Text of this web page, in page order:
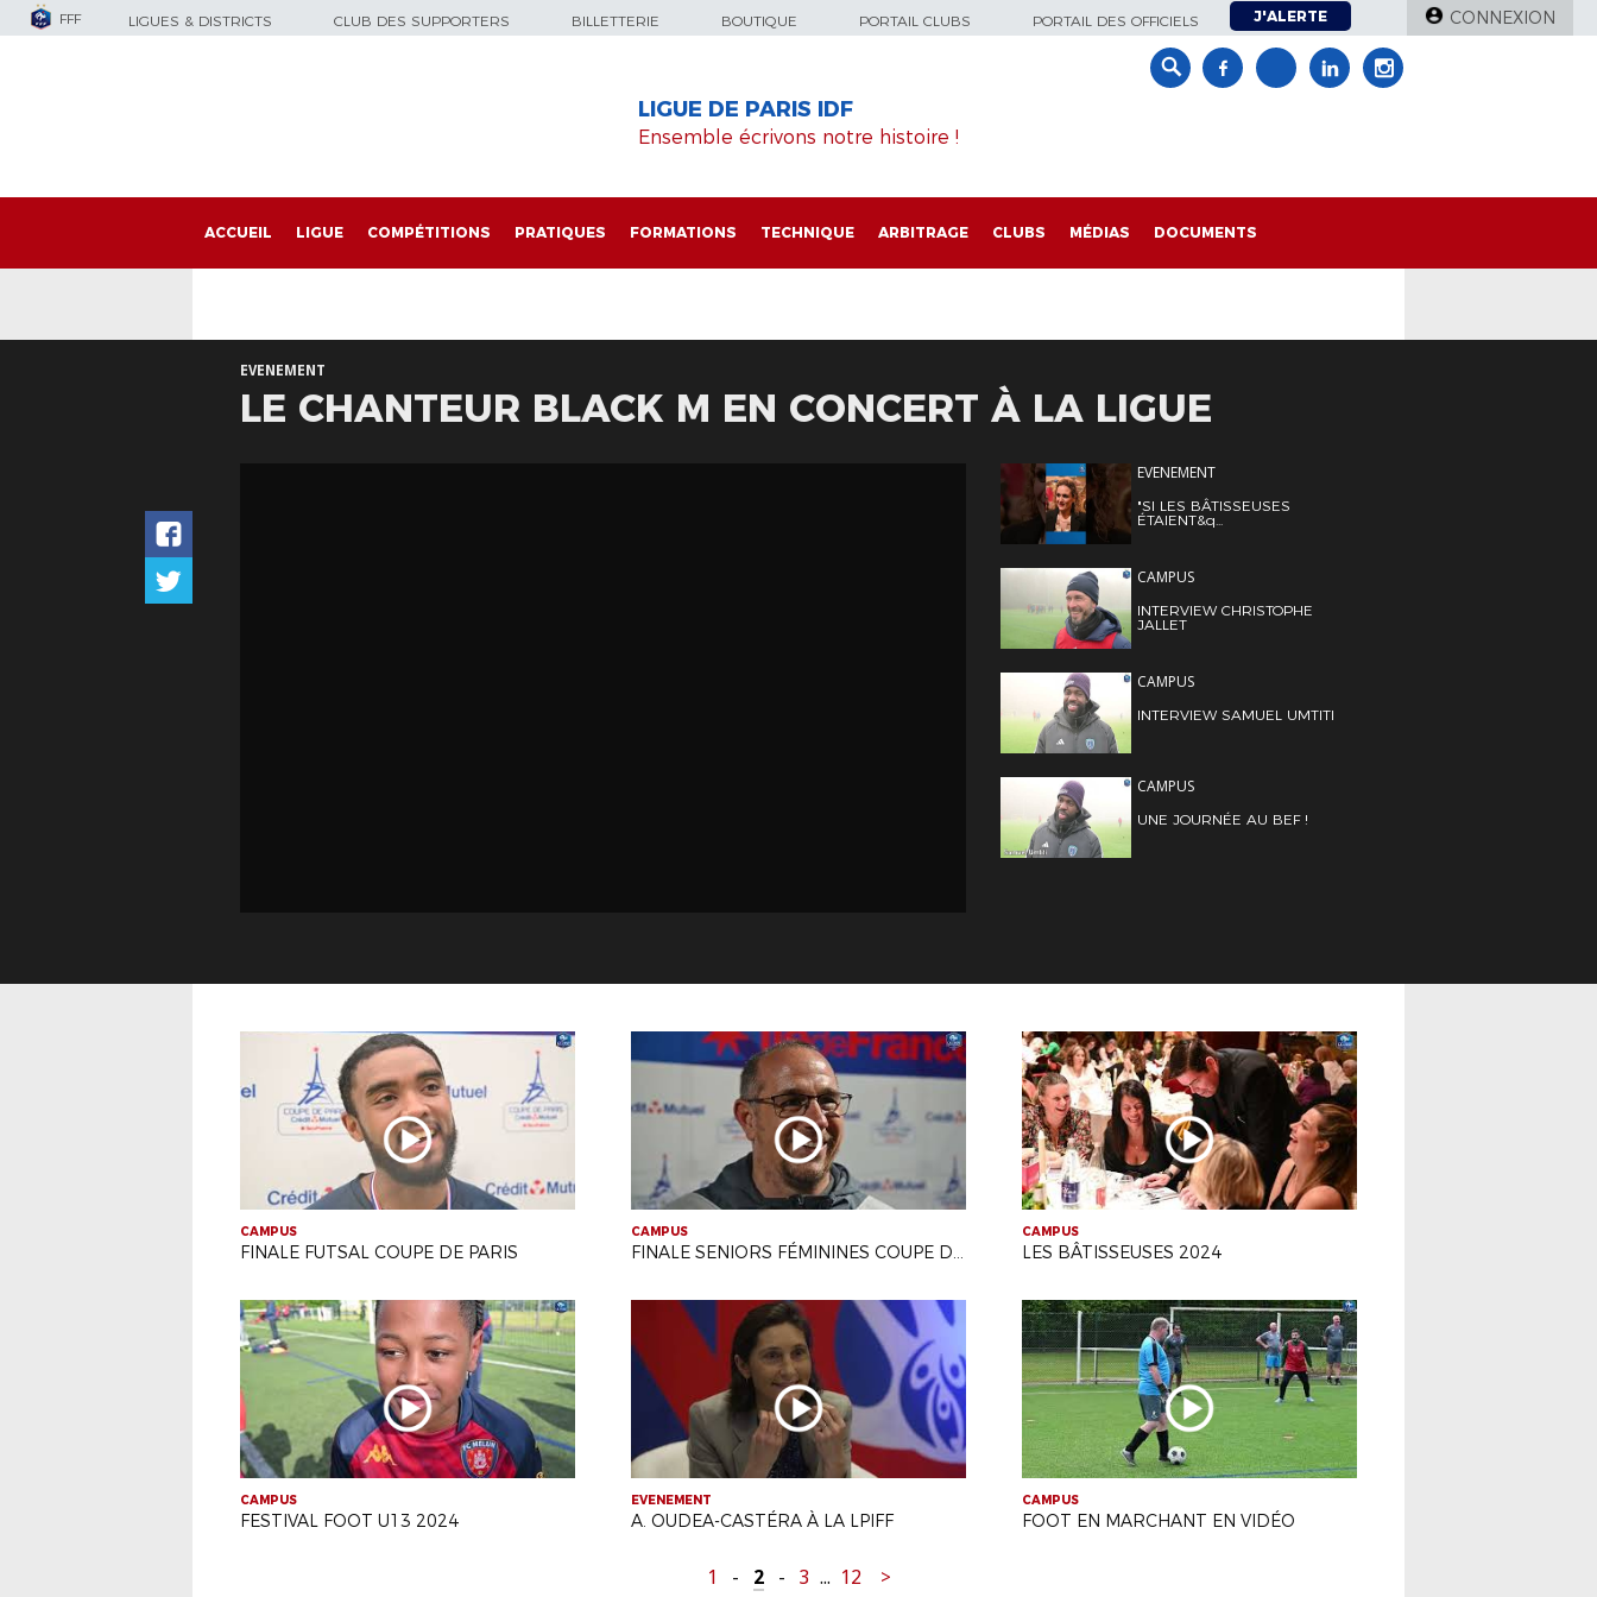
FFF LIGUES & DISTRICTS CLUB DES SUPPORTERS BILLETTERIE BOUTIQUE PORTAIL CLUBS PORTAIL DES OFFICIELS J'ALERTE CONNEXION
LIGUE DE PARIS IDF
Ensemble écrivons notre histoire !
ACCUEIL LIGUE COMPÉTITIONS PRATIQUES FORMATIONS TECHNIQUE ARBITRAGE CLUBS MÉDIAS DOCUMENTS
EVENEMENT
LE CHANTEUR BLACK M EN CONCERT À LA LIGUE
EVENEMENT
"SI LES BÂTISSEUSES
ÉTAIENT&q...
CAMPUS
INTERVIEW CHRISTOPHE
JALLET
CAMPUS
INTERVIEW SAMUEL UMTITI
CAMPUS
UNE JOURNÉE AU BEF !
CAMPUS
FINALE FUTSAL COUPE DE PARIS
CAMPUS
FINALE SENIORS FÉMININES COUPE DE PARIS
CAMPUS
LES BÂTISSEUSES 2024
CAMPUS
FESTIVAL FOOT U13 2024
EVENEMENT
A. OUDEA-CASTÉRA À LA LPIFF
CAMPUS
FOOT EN MARCHANT EN VIDÉO
1 - 2 - 3 ... 12 >